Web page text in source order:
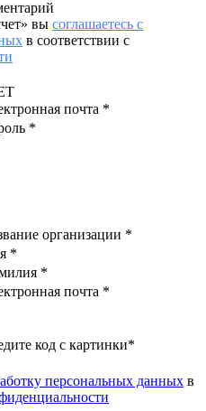
вы соглашаетесь с
в соответствии с
почта *
*
организации *
*
*
почта *
код с картинки*
персональных данных в